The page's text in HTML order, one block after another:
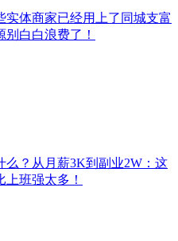
实体商家已经用上了同城支富
白白浪费了！
么？从月薪3K到副业2W：这
班强太多！